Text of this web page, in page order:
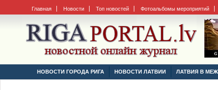
Главная Новости Топ новостей Фотоальбомы мероприятий
НОВОСТИ ГОРОДА РИГА НОВОСТИ ЛАТВИИ ЛАТВИЯ В